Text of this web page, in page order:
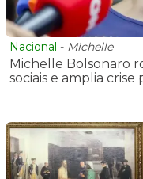
Nacional - Michelle
Michelle Bolsonaro
sociais e amplia